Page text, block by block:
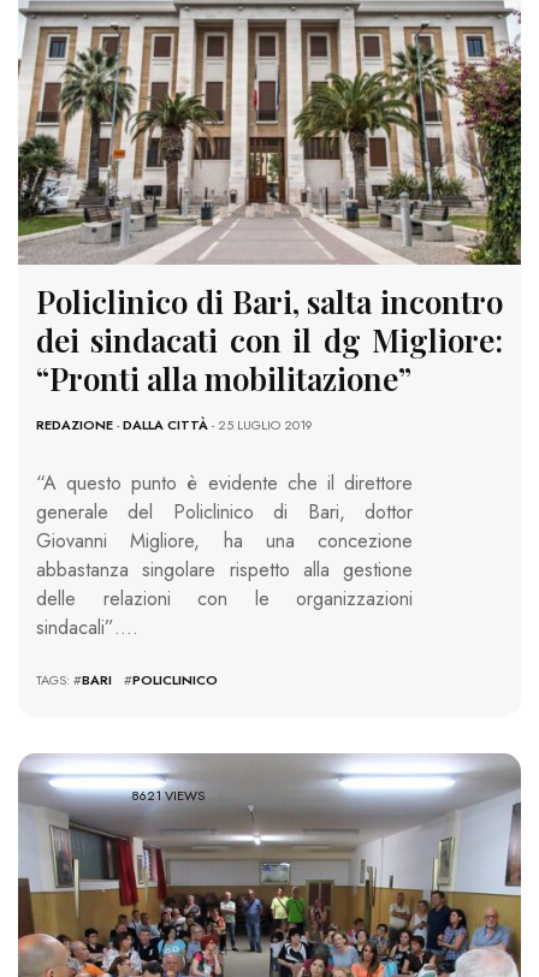
Policlinico di Bari, salta incontro
dei sindacati con il dg Migliore:
“Pronti alla mobilitazione”
REDAZIONE-DALLA CITTÀ- 25 LUGLIO 2019
“A questo punto è evidente che il direttore
generale del Policlinico di Bari, dottor
Giovanni Migliore, ha una concezione
abbastanza singolare rispetto alla gestione
delle relazioni con le organizzazioni
sindacali”….
TAGS: #BARI #POLICLINICO
8621 VIEWS